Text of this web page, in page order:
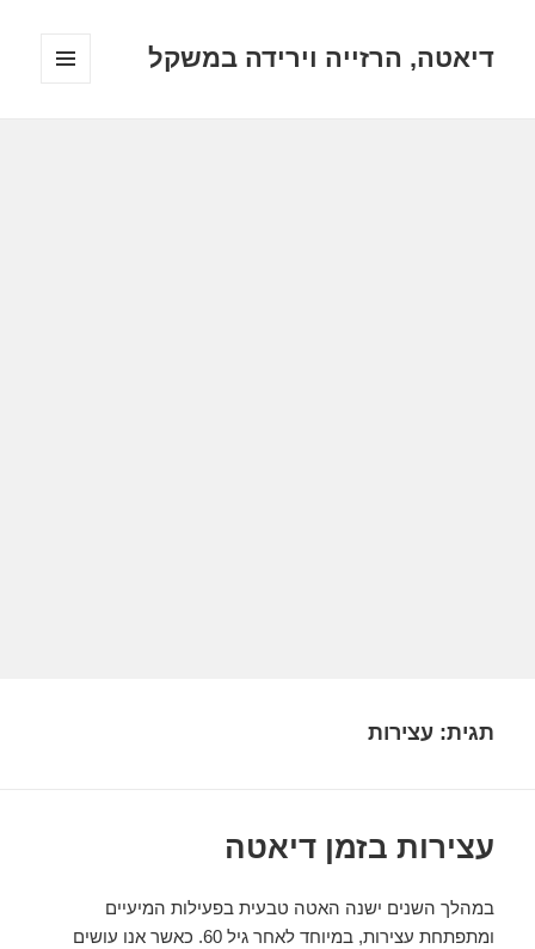
דיאטה, הרזייה וירידה במשקל
תגית:עצירות
עצירות בזמן דיאטה
במהלך השנים ישנה האטה טבעית בפעילות המיעיים
ומתפתחת עצירות, במיוחד לאחר גיל 60. כאשר אנו עושים